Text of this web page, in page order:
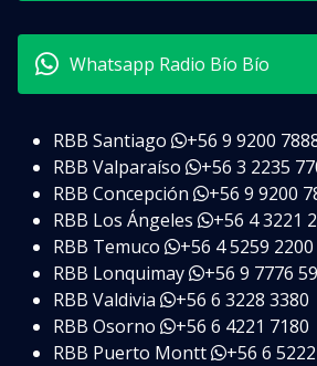
Whatsapp Radio Bío Bío
RBB Santiago
+56 9 9200
RBB Valparaíso
+56 3 2235
RBB Concepción
+56 9 9200
RBB Los Ángeles
+56 4 3221
RBB Temuco
+56 4 5259 2200
RBB Lonquimay
+56 9 7776
RBB Valdivia
+56 6 3228 3380
RBB Osorno
+56 6 4221 7180
RBB Puerto Montt
+56 6